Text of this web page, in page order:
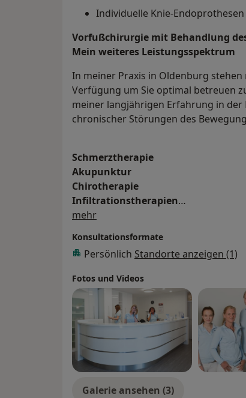
Individuelle Knie-Endoprothesen
Vorfußchirurgie mit Behandlung
Mein weiteres Leistungs­spektrum
In meiner Praxis in Oldenburg
Verfügung um Sie optimal betreuen
meiner langjährigen Erfahrung in
chronischer Störungen des
Schmerztherapie
Akupunktur
Chirotherapie
Infiltrationstherapien
Lasertherapie
mehrÜber mich
Konsultationsformate
Persönlich Standorte anzeigen (1)
Fotos und Videos
Galerie ansehen (3)